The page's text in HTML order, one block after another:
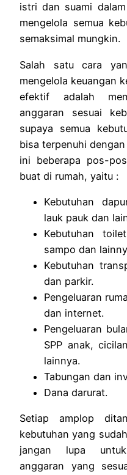
istri dan suami
mengelola semua
semaksimal mungkin.
Salah satu cara
mengelola keuangan
efektif adalah
anggaran sesuai
supaya semua
bisa terpenuhi
ini beberapa pos-
buat di rumah, yaitu :
Kebutuhan
lauk pauk dan
Kebutuhan
sampo dan
Kebutuhan
dan parkir.
Pengeluaran
dan internet.
Pengeluaran
SPP anak,
lainnya.
Tabungan dan
Dana darurat.
Setiap amplop
kebutuhan yang
jangan lupa
anggaran yang